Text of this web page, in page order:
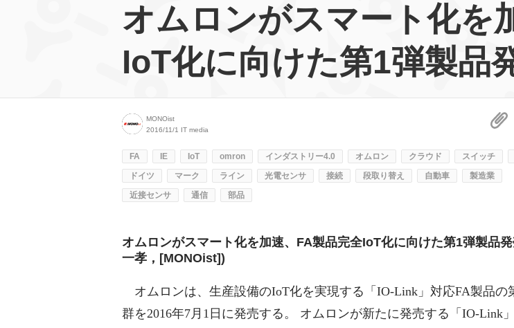
オムロンがスマート化を
IoT化に向けた第1弾製品
MONOist
2016/11/1 IT media
FA IE IoT omron インダストリー4.0 オムロン クラウド スイッチ
ドイツ
マーク ライン 光電センサ 接続 段取り替え 自動車
製造業
近接センサ
通信 部品
オムロンがスマート化を加速、FA製品完全IoT化に向けた第1弾製品
一孝，[MONOist])
オムロンは、生産設備のIoT化を実現する「IO-Link」対応FA製品の
群を2016年7月1日に発売する。 オムロンが新たに発売する「IO-Link